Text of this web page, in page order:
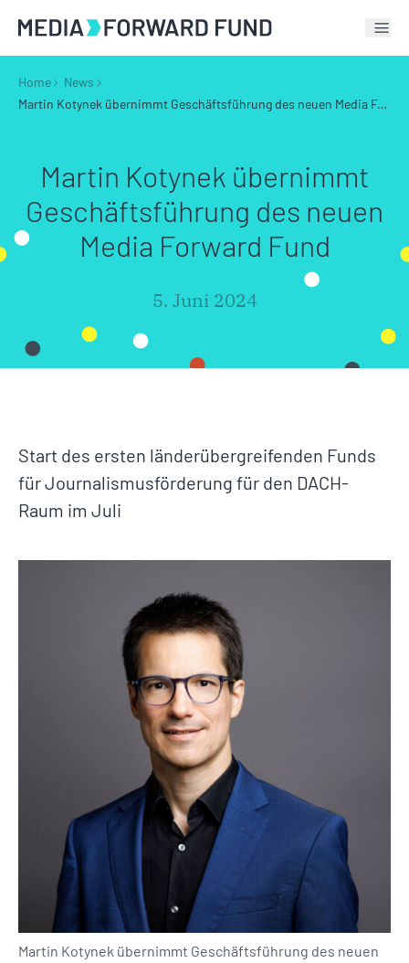
Home
News
Martin Kotynek übernimmt Geschäftsführung des neuen Media Forward Fund
Martin Kotynek übernimmt
Geschäfts­führung des neuen
Media Forward Fund
5. Juni 2024
Start des ersten länderübergreifenden Funds
für Journalismusförderung für den DACH-
Raum im Juli
Martin Kotynek übernimmt Geschäftsführung des neuen